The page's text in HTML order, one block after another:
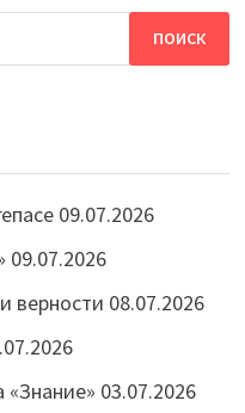
09.07.2026
09.07.2026
верности 08.07.2026
03.07.2026